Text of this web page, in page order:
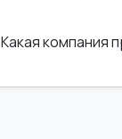
Какая компания